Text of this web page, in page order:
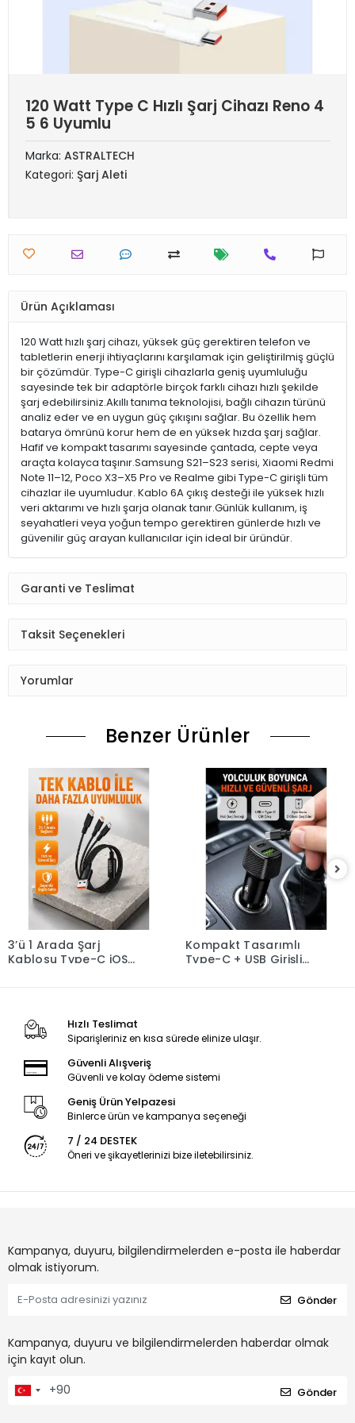
120 Watt Type C Hızlı Şarj Cihazı Reno 4
5 6 Uyumlu
Marka: ASTRALTECH
Kategori: Şarj Aleti
Ürün Açıklaması
120 Watt hızlı şarj cihazı, yüksek güç gerektiren telefon ve
tabletlerin enerji ihtiyaçlarını karşılamak için geliştirilmiş güçlü
bir çözümdür. Type-C girişli cihazlarla geniş uyumluluğu
sayesinde tek bir adaptörle birçok farklı cihazı hızlı şekilde
şarj edebilirsiniz.Akıllı tanıma teknolojisi, bağlı cihazın türünü
analiz eder ve en uygun güç çıkışını sağlar. Bu özellik hem
batarya ömrünü korur hem de en yüksek hızda şarj sağlar.
Hafif ve kompakt tasarımı sayesinde çantada, cepte veya
araçta kolayca taşınır.Samsung S21–S23 serisi, Xiaomi Redmi
Note 11–12, Poco X3–X5 Pro ve Realme gibi Type-C girişli tüm
cihazlar ile uyumludur. Kablo 6A çıkış desteği ile yüksek hızlı
veri aktarımı ve hızlı şarja olanak tanır.Günlük kullanım, iş
seyahatleri veya yoğun tempo gerektiren günlerde hızlı ve
güvenilir güç arayan kullanıcılar için ideal bir üründür.
Garanti ve Teslimat
Taksit Seçenekleri
Yorumlar
Benzer Ürünler
3’ü 1 Arada Şarj
Kablosu Type-C iOS
Kompakt Tasarımlı
Type-C + USB Girişli
Hızlı Teslimat
Siparişleriniz en kısa sürede elinize ulaşır.
Güvenli Alışveriş
Güvenli ve kolay ödeme sistemi
Geniş Ürün Yelpazesi
Binlerce ürün ve kampanya seçeneği
7 / 24 DESTEK
Öneri ve şikayetlerinizi bize iletebilirsiniz.
Kampanya, duyuru, bilgilendirmelerden e-posta ile haberdar
olmak istiyorum.
Gönder
Kampanya, duyuru ve bilgilendirmelerden haberdar olmak
için kayıt olun.
Gönder